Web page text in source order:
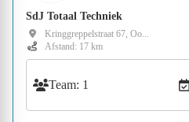
SdJ Totaal Techniek
Kringgreppelstraat 67, Oo...
Afstand: 17 km
Team: 1